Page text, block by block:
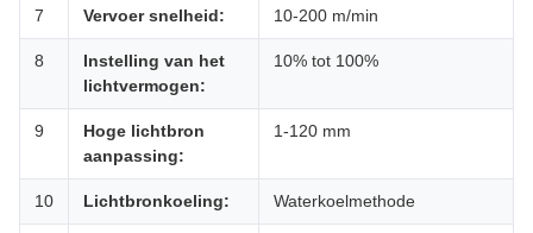
7 Vervoer snelheid: 10-200 m/min
8
Instelling van het
lichtvermogen:
10% tot 100%
9
Hoge lichtbron
aanpassing:
1-120 mm
10 Lichtbronkoeling: Waterkoelmethode